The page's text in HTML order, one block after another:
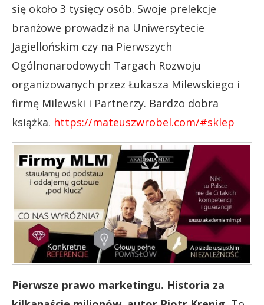
się około 3 tysięcy osób. Swoje prelekcje
branżowe prowadził na Uniwersytecie
Jagiellońskim czy na Pierwszych
Ogólnonarodowych Targach Rozwoju
organizowanych przez Łukasza Milewskiego i
firmę Milewski i Partnerzy. Bardzo dobra
książka. https://mateuszwrobel.com/#sklep
Pierwsze prawo marketingu. Historia za